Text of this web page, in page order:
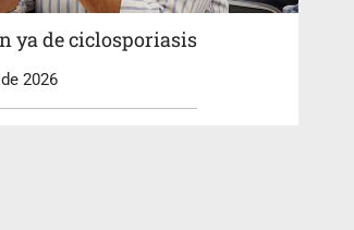
ya de ciclosporiasis
2026